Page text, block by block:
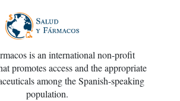
is an international non-profit
promotes access and the appropriate
among the Spanish-speaking
population.